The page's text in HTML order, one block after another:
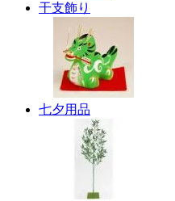
干支飾り
七夕用品